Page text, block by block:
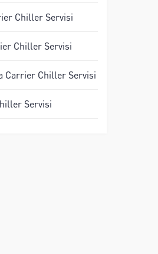
Chiller Servisi
Chiller Servisi
Carrier Chiller Servisi
Servisi